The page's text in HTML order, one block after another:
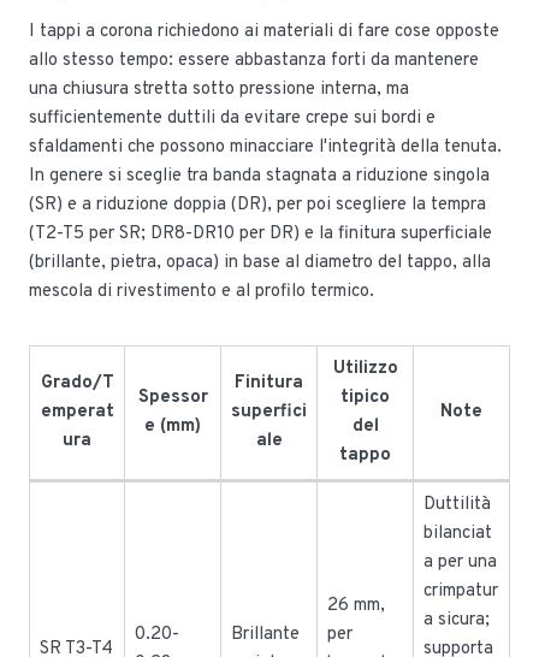
I tappi a corona richiedono ai materiali di fare cose opposte
allo stesso tempo: essere abbastanza forti da mantenere
una chiusura stretta sotto pressione interna, ma
sufficientemente duttili da evitare crepe sui bordi e
sfaldamenti che possono minacciare l'integrità della tenuta.
In genere si sceglie tra banda stagnata a riduzione singola
(SR) e a riduzione doppia (DR), per poi scegliere la tempra
(T2-T5 per SR; DR8-DR10 per DR) e la finitura superficiale
(brillante, pietra, opaca) in base al diametro del tappo, alla
mescola di rivestimento e al profilo termico.
Grado/T
emperat
ura
Spessor
e (mm)
Finitura
superfici
ale
Utilizzo
tipico
del
tappo
Note
SR T3-T4
0.20-
Brillante
26 mm,
per
Duttilità
bilanciat
a per una
crimpatur
a sicura;
supporta